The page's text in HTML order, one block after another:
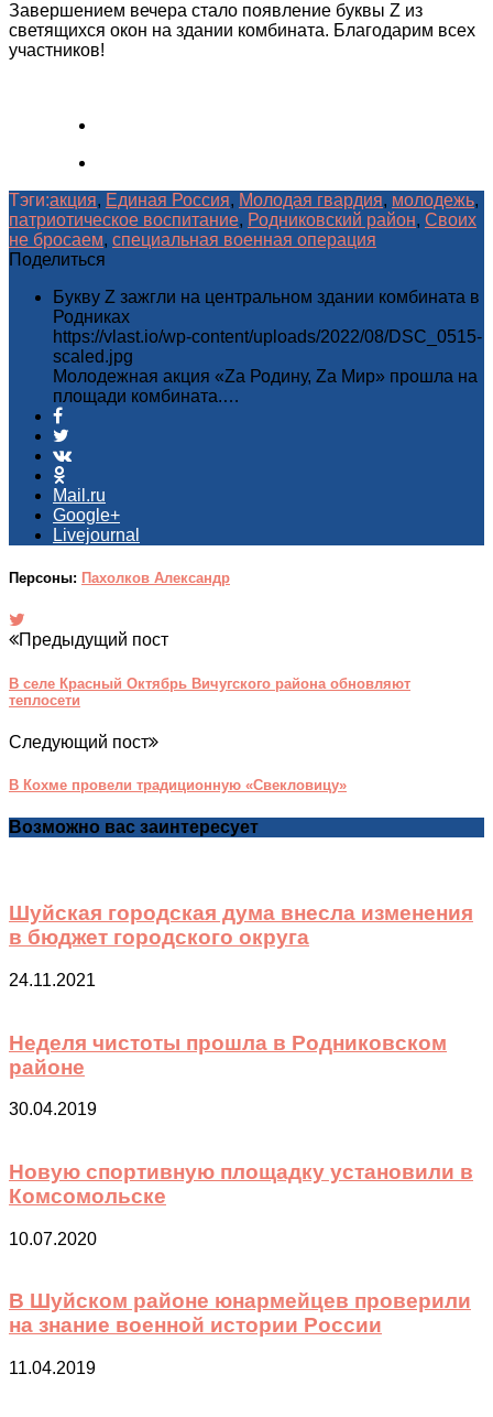
Завершением вечера стало появление буквы Z из
светящихся окон на здании комбината. Благодарим всех
участников!
Тэги:акция, Единая Россия, Молодая гвардия, молодежь,
патриотическое воспитание, Родниковский район, Своих
не бросаем, специальная военная операция
Поделиться
Букву Z зажгли на центральном здании комбината в
Родниках
https://vlast.io/wp-content/uploads/2022/08/DSC_0515-
scaled.jpg
Молодежная акция «Za Родину, Za Мир» прошла на
площади комбината.…
Mail.ru
Google+
Livejournal
Персоны: Пахолков Александр
Предыдущий пост
В селе Красный Октябрь Вичугского района обновляют
теплосети
Следующий пост
В Кохме провели традиционную «Свекловицу»
Возможно вас заинтересует
Шуйская городская дума внесла изменения
в бюджет городского округа
24.11.2021
Неделя чистоты прошла в Родниковском
районе
30.04.2019
Новую спортивную площадку установили в
Комсомольске
10.07.2020
В Шуйском районе юнармейцев проверили
на знание военной истории России
11.04.2019